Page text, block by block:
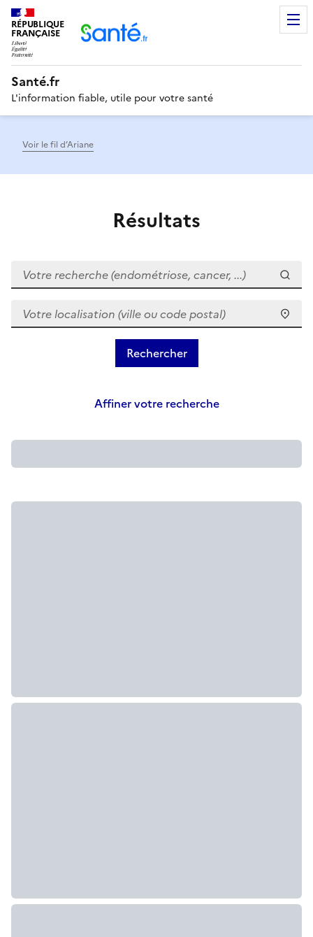
RÉPUBLIQUE
FRANÇAISE
Santé.fr
L'information fiable, utile pour votre santé
Voir le fil d’Ariane
Résultats
Votre recherche (endométriose, cancer, ...)
Votre localisation (ville ou code postal)
Affiner votre recherche